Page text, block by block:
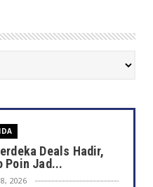
Deals Hadir,
Poin Jad...
2026